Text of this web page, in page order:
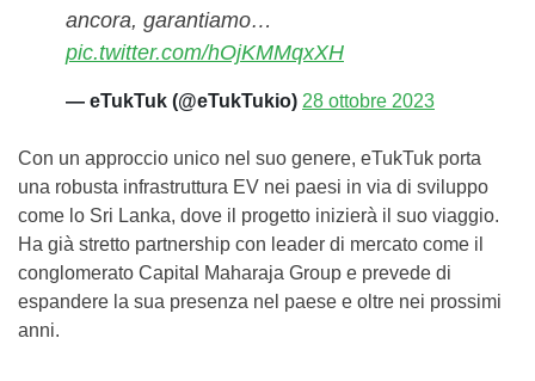
ancora, garantiamo…
pic.twitter.com/hOjKMMqxXH
— eTukTuk (@eTukTukio) 28 ottobre 2023
Con un approccio unico nel suo genere, eTukTuk porta
una robusta infrastruttura EV nei paesi in via di sviluppo
come lo Sri Lanka, dove il progetto inizierà il suo viaggio.
Ha già stretto partnership con leader di mercato come il
conglomerato Capital Maharaja Group e prevede di
espandere la sua presenza nel paese e oltre nei prossimi
anni.